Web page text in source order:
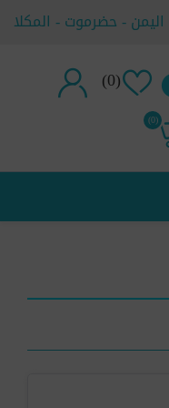
اليمن - حضرموت - المكلا
(0)
تسجيل جديد(0)